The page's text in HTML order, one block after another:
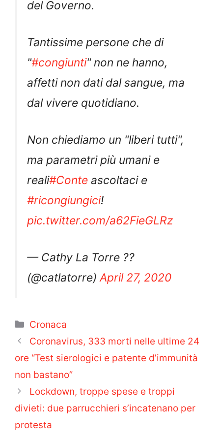
del Governo.
Tantissime persone che di
"#congiunti" non ne hanno,
affetti non dati dal sangue, ma
dal vivere quotidiano.
Non chiediamo un "liberi tutti",
ma parametri più umani e
reali#Conte ascoltaci e
#ricongiungici!
pic.twitter.com/a62FieGLRz
— Cathy La Torre ?️‍?
(@catlatorre)April 27, 2020
Categorie
Cronaca
Coronavirus, 333 morti nelle ultime 24
ore “Test sierologici e patente d’immunità
non bastano”
Lockdown, troppe spese e troppi
divieti: due parrucchieri s’incatenano per
protesta